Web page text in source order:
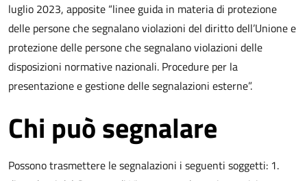
luglio 2023, apposite “linee guida in materia di protezione
delle persone che segnalano violazioni del diritto dell’Unione e
protezione delle persone che segnalano violazioni delle
disposizioni normative nazionali. Procedure per la
presentazione e gestione delle segnalazioni esterne”.
Chi può segnalare
Possono trasmettere le segnalazioni i seguenti soggetti: 1.